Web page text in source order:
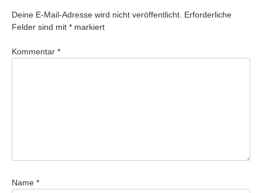
Deine E-Mail-Adresse wird nicht veröffentlicht. Erforderliche
Felder sind mit * markiert
Kommentar *
Name *